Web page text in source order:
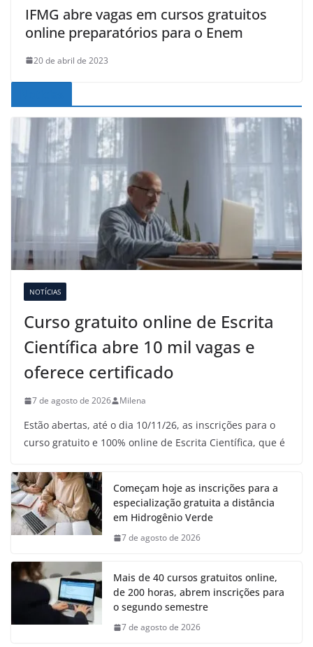
IFMG abre vagas em cursos gratuitos
online preparatórios para o Enem
20 de abril de 2023
NOTÍCIAS
Curso gratuito online de Escrita
Científica abre 10 mil vagas e
oferece certificado
7 de agosto de 2026 Milena
Estão abertas, até o dia 10/11/26, as inscrições para o
curso gratuito e 100% online de Escrita Científica, que é
Começam hoje as inscrições para a
especialização gratuita a distância
em Hidrogênio Verde
7 de agosto de 2026
Mais de 40 cursos gratuitos online,
de 200 horas, abrem inscrições para
o segundo semestre
7 de agosto de 2026